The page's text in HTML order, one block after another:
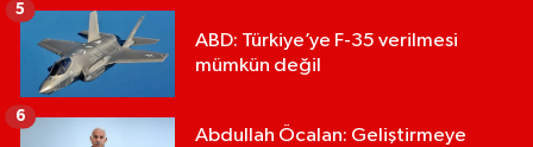
ABD: Türkiye’ye F-35 verilmesi
mümkün değil
5
Abdullah Öcalan: Geliştirmeye
6